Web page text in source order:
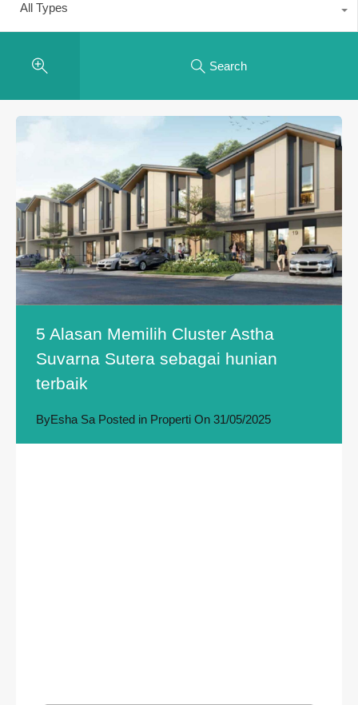
All Types
Search
5 Alasan Memilih Cluster Astha
Suvarna Sutera sebagai hunian
terbaik
ByEsha Sa Posted in Properti On 31/05/2025